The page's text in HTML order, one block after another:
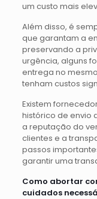
um custo mais
Além disso, é
que garantam a
preservando a
urgência, alguns
entrega no
tenham custos
Existem
histórico de envio
a reputação do
clientes e a
passos
garantir uma
Como abortar
cuidados